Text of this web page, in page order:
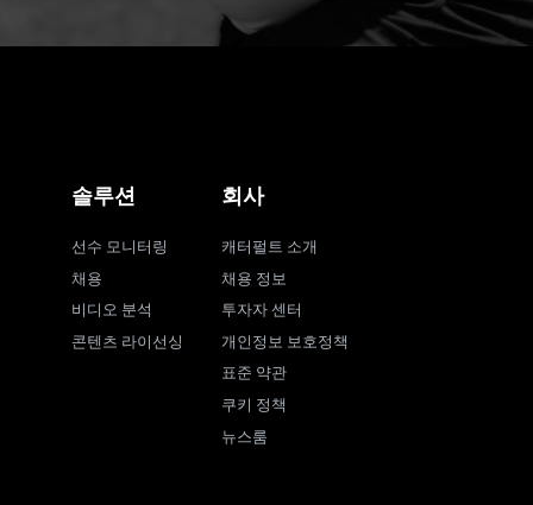
솔루션
선수 모니터링
채용
비디오 분석
콘텐츠 라이선싱
회사
캐터펄트 소개
채용 정보
투자자 센터
개인정보 보호정책
표준 약관
쿠키 정책
뉴스룸